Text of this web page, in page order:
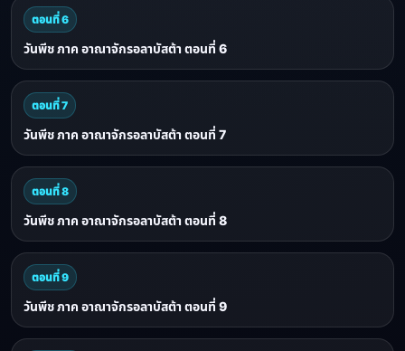
ตอนที่ 6
วันพีช ภาค อาณาจักรอลาบัสต้า ตอนที่ 6
ตอนที่ 7
วันพีช ภาค อาณาจักรอลาบัสต้า ตอนที่ 7
ตอนที่ 8
วันพีช ภาค อาณาจักรอลาบัสต้า ตอนที่ 8
ตอนที่ 9
วันพีช ภาค อาณาจักรอลาบัสต้า ตอนที่ 9